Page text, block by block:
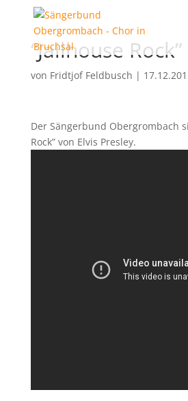
“Jailhouse Rock”
von Fridtjof Feldbusch |
Der Sängerbund Obergrombach
Rock” von Elvis Presley.